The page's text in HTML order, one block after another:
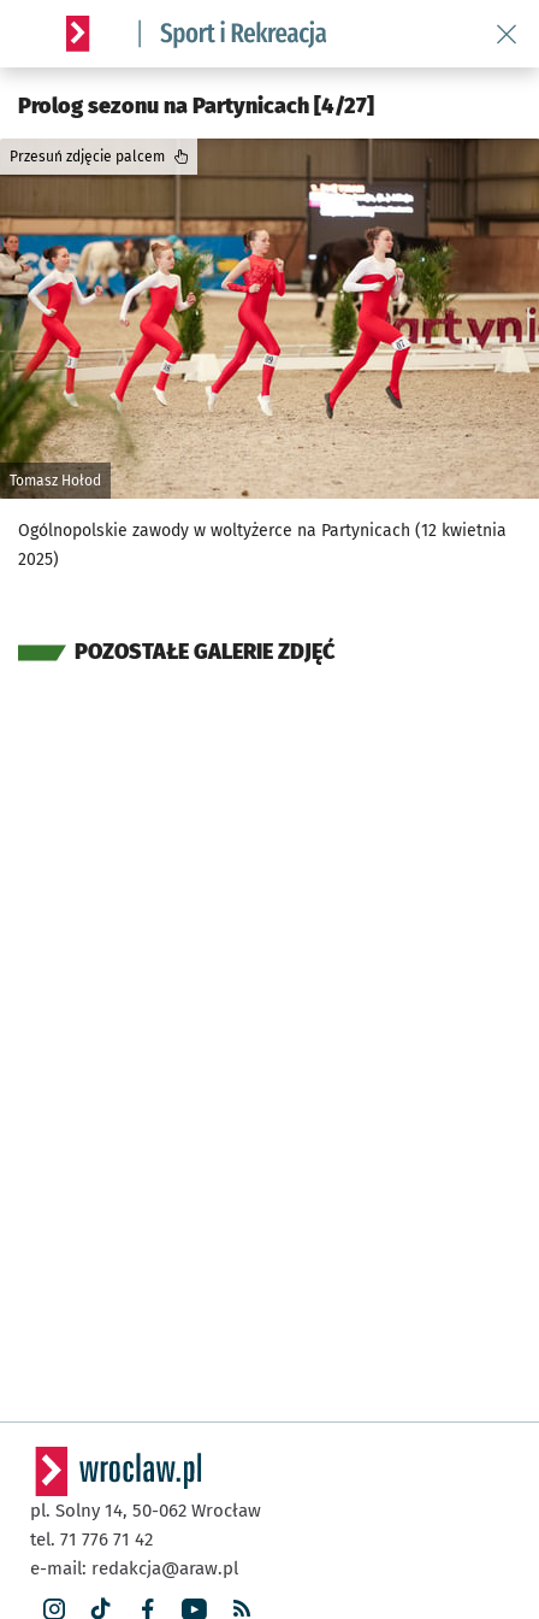
Serwis informacyjny wroclaw.pl podserwis: Sport i rekreacja
Prolog sezonu na Partynicach [4/27]
Tomasz Hołod
Przesuń zdjęcie palcem
Ogólnopolskie zawody w woltyżerce na Partynicach (12 kwietnia
2025)
POZOSTAŁE GALERIE ZDJĘĆ
pl. Solny 14, 50-062 Wrocław
tel. 71 776 71 42
e-mail: redakcja@araw.pl